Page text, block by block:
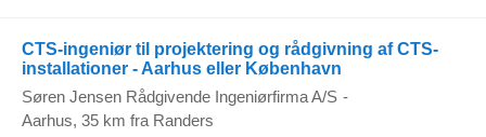
CTS-ingeniør til projektering og rådgivning af CTS-
installationer - Aarhus eller København
Søren Jensen Rådgivende Ingeniørfirma A/S -
Aarhus, 35 km fra Randers